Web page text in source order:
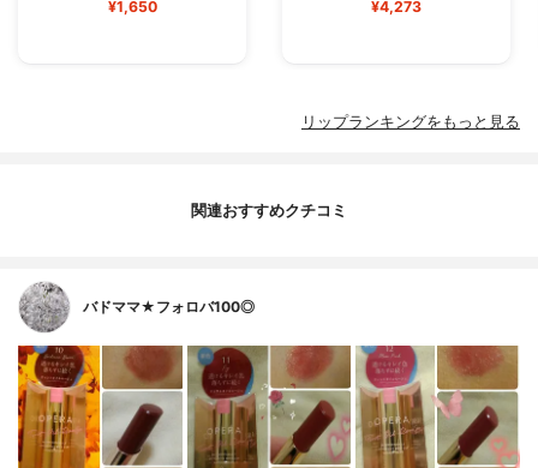
¥1,650 ¥4,273
リップランキングをもっと見る
関連おすすめクチコミ
バドママ★フォロバ100◎